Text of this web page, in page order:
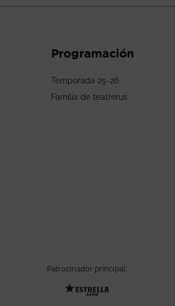
Programación
Temporada 25-26
Familia de teatrerus
Patrocinador principal: